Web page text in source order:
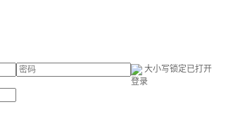
大小写锁定已打开
登录